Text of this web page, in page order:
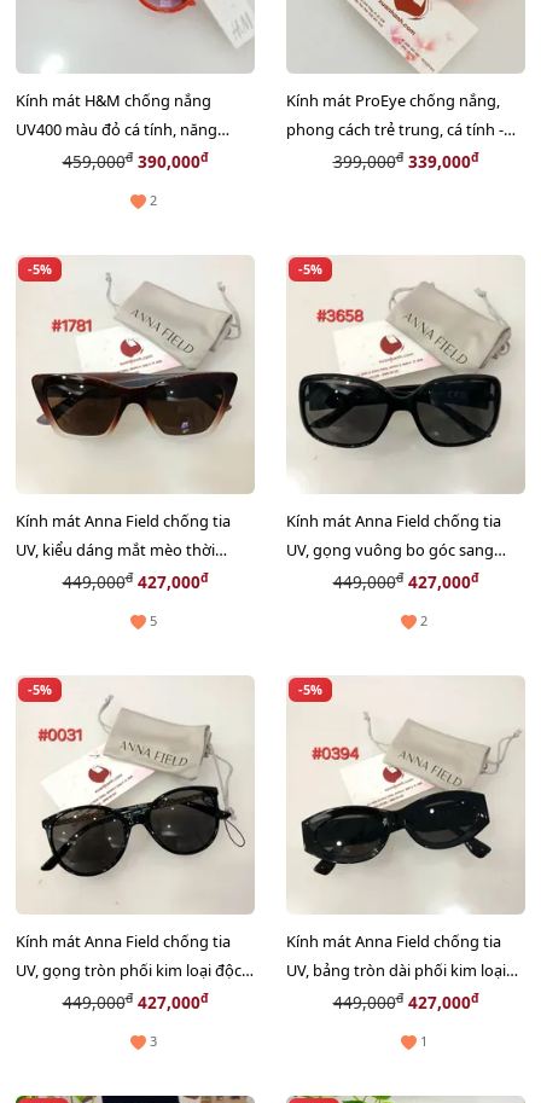
Kính mát H&M chống nắng
UV400 màu đỏ cá tính, năng
động #Red Neon
459,000đ390,000đ
2
Kính mát ProEye chống nắng,
phong cách trẻ trung, cá tính -
Gọng màu cam Unisex
399,000đ339,000đ
-5%
Kính mát Anna Field chống tia
UV, kiểu dáng mắt mèo thời
thượng #1781
449,000đ427,000đ
5
-5%
Kính mát Anna Field chống tia
UV, gọng vuông bo góc sang
trọng #3658
449,000đ427,000đ
2
-5%
Kính mát Anna Field chống tia
UV, gọng tròn phối kim loại độc
đáo #0031449,000đ427,000đ
3
-5%
Kính mát Anna Field chống tia
UV, bảng tròn dài phối kim loại
sành điệu #0394
449,000đ427,000đ
1